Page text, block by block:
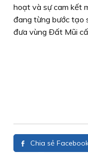
hoạt và sự cam kết
đang từng bước tạo
đưa vùng Ðất Mũi
Chia sẻ